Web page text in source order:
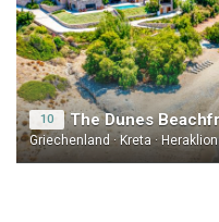
10
Griechenland · Kreta · Heraklion